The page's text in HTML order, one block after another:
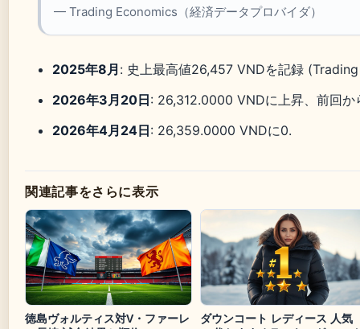
— Trading Economics（経済データプロバイダ）
2025年8月 : 史上最高値26,457 VNDを記録
2026年3月20日: 26,312.0000 VNDに上昇、前回
2026年4月24日: 26,359.0000 VNDに0.
関連記事をさらに表示
徳島ヴォルティス対V・ファーレ
ダウンコート レディース 人気